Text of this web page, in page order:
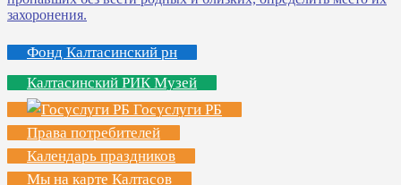
Фонд Калтасинский рн
Калтасинский РИК Музей
Госуслуги РБ
Права потребителей
Календарь праздников
Мы на карте Калтасов